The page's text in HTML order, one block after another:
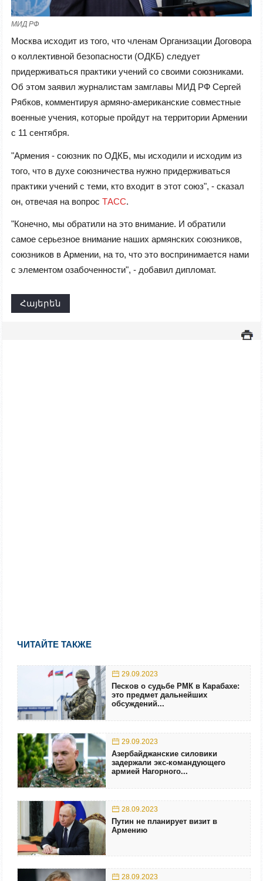
МИД РФ
Москва исходит из того, что членам Организации Договора
о коллективной безопасности (ОДКБ) следует
придерживаться практики учений со своими союзниками.
Об этом заявил журналистам замглавы МИД РФ Сергей
Рябков, комментируя армяно-американские совместные
военные учения, которые пройдут на территории Армении
с 11 сентября.
"Армения - союзник по ОДКБ, мы исходили и исходим из
того, что в духе союзничества нужно придерживаться
практики учений с теми, кто входит в этот союз", - сказал
он, отвечая на вопрос ТАСС.
"Конечно, мы обратили на это внимание. И обратили
самое серьезное внимание наших армянских союзников,
союзников в Армении, на то, что это воспринимается нами
с элементом озабоченности", - добавил дипломат.
Հայերեն
ЧИТАЙТЕ ТАКЖЕ
29.09.2023
Песков о судьбе РМК в Карабахе:
это предмет дальнейших
обсуждений...
29.09.2023
Азербайджанские силовики
задержали экс-командующего
армией Нагорного...
28.09.2023
Путин не планирует визит в
Армению
28.09.2023